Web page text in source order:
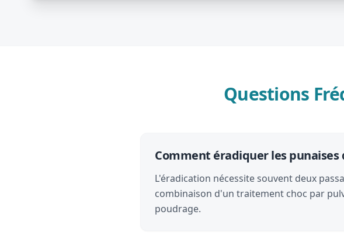
Questions
Comment éradiquer les punaises
L'éradication nécessite souvent deux
combinaison d'un traitement choc par
poudrage.